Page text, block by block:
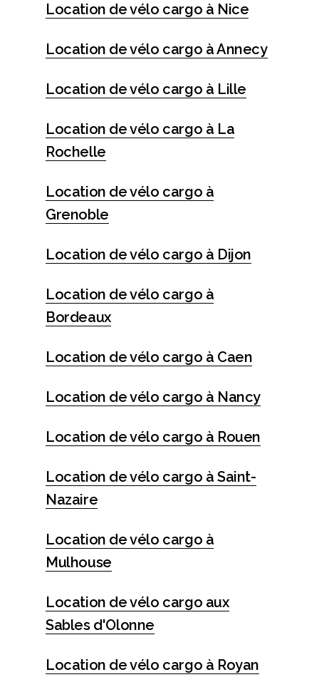
Location de vélo cargo à Nice
Location de vélo cargo à Annecy
Location de vélo cargo à Lille
Location de vélo cargo à La
Rochelle
Location de vélo cargo à
Grenoble
Location de vélo cargo à Dijon
Location de vélo cargo à
Bordeaux
Location de vélo cargo à Caen
Location de vélo cargo à Nancy
Location de vélo cargo à Rouen
Location de vélo cargo à Saint-
Nazaire
Location de vélo cargo à
Mulhouse
Location de vélo cargo aux
Sables d'Olonne
Location de vélo cargo à Royan